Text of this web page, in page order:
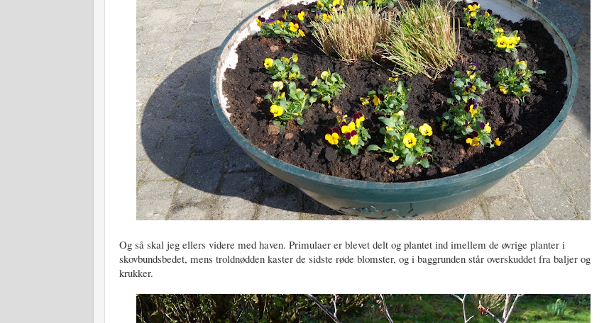
Og så skal jeg ellers videre med haven. Primulaer er blevet delt og plantet ind imellem de øvrige planter i
skovbundsbedet, mens troldnødden kaster de sidste røde blomster, og i baggrunden står overskuddet fra baljer og
krukker.